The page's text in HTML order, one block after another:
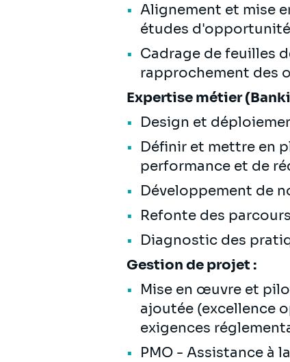
Alignement et mise
études
Cadrage de feuilles
rapprochement des
Expertise métier
Design et
Définir et mettre en
performance et de
Développement de
Refonte des
Diagnostic des
Gestion de projet :
Mise en œuvre et
ajoutée (excellence
exigences
PMO - Assistance à